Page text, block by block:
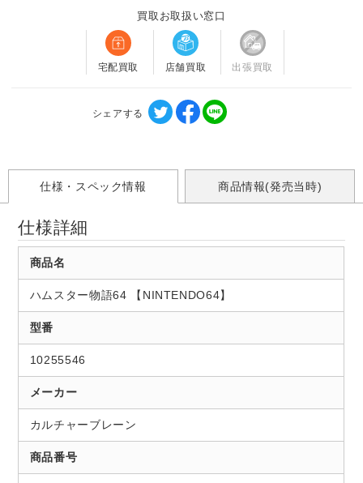
買取お取扱い窓口
宅配買取 店舗買取 出張買取
シェアする
仕様・スペック情報 商品情報(発売当時)
仕様詳細
商品名
ハムスター物語64 【NINTENDO64】
型番
10255546
メーカー
カルチャーブレーン
商品番号